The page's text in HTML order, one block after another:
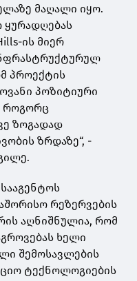
მაღალი იყო.
ყურადღებას
ის მიერ
პროექტის
პოზიტიური
როგორც
ზოგადად
ზრდაზე“, -
რეზერვების
აღნიშნულია, რომ
ხელი
შემოსავლების
ტექნოლოგიების